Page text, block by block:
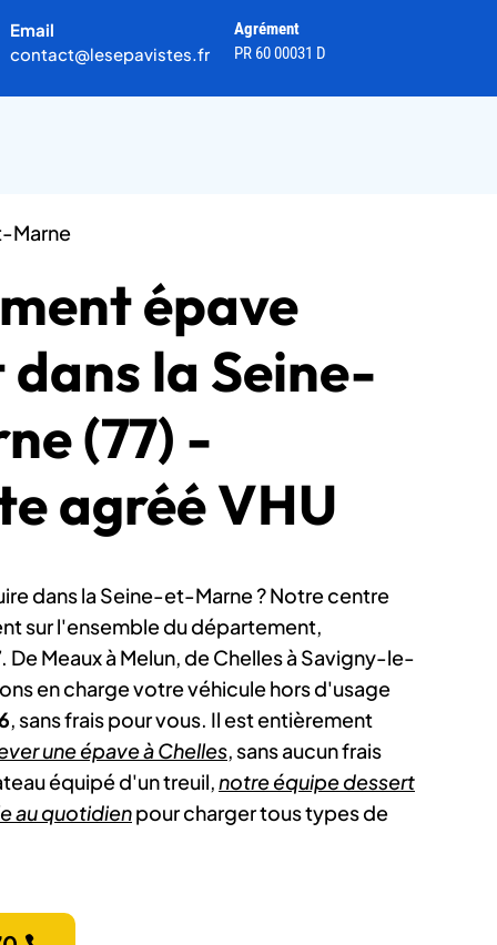
Email
contact@lesepavistes.fr
Agrément
PR 60 00031 D
Marne
épave
la Seine-
(77) -
agréé VHU
dans la Seine-et-Marne ? Notre centre
sur l'ensemble du département,
De Meaux à Melun, de Chelles à Savigny-le-
en charge votre véhicule hors d'usage
, sans frais pour vous. Il est entièrement
une épave à Chelles, sans aucun frais
équipé d'un treuil,notre équipe dessert
au quotidienpour charger tous types de